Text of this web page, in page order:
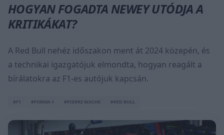
HOGYAN FOGADTA NEWEY UTÓDJA A
KRITIKÁKAT?
A Red Bull nehéz időszakon ment át 2024 közepén, és
a technikai igazgatójuk elmondta, hogyan reagált a
bírálatokra az F1-es autójuk kapcsán.
#F1 #FORMA-1 #PIERRE WACHE #RED BULL